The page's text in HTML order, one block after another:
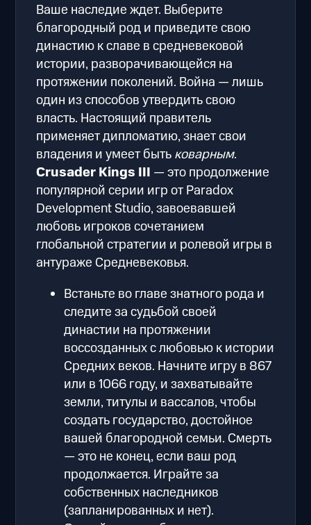
Ваше наследие ждет. Выберите
благородный род и приведите свою
династию к славе в средневековой
истории, разворачивающейся на
протяжении поколений. Война — лишь
один из способов утвердить свою
власть. Настоящий правитель
применяет дипломатию, знает свои
владения и умеет бытьковарным.
Crusader Kings III — это продолжение
популярной серии игр от Paradox
Development Studio, завоевавшей
любовь игроков сочетанием
глобальной стратегии и ролевой игры в
антураже Средневековья.
Встаньте во главе знатного рода и
следите за судьбой своей
династии на протяжении
воссозданных с любовью к истории
Средних веков. Начните игру в 867
или в 1066 году, и захватывайте
земли, титулы и вассалов, чтобы
создать государство, достойное
вашей благородной семьи. Смерть
— это не конец, если ваш род
продолжается. Играйте за
собственных наследников
(запланированных и нет).